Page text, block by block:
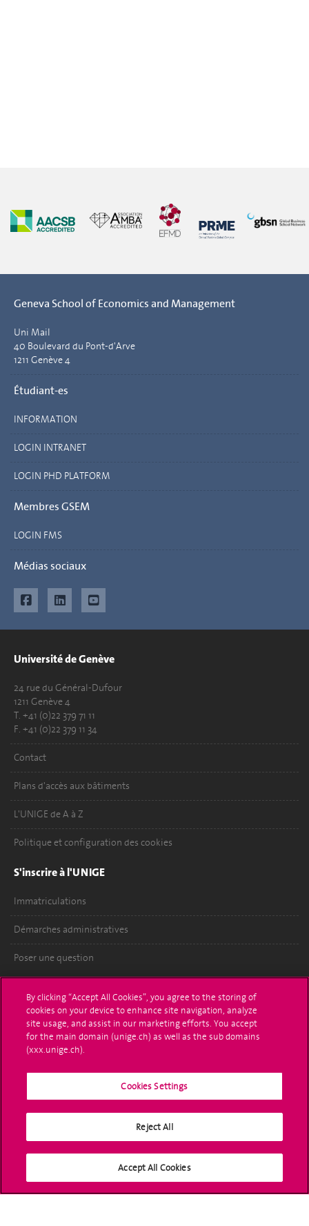
Geneva School of Economics and Management
Uni Mail
40 Boulevard du Pont-d'Arve
1211 Genève 4
Étudiant-es
INFORMATION
LOGIN INTRANET
LOGIN PHD PLATFORM
Membres GSEM
LOGIN FMS
Médias sociaux
Université de Genève
24 rue du Général-Dufour
1211 Genève 4
T. +41 (0)22 379 71 11
F. +41 (0)22 379 11 34
Contact
Plans d'accès aux bâtiments
L'UNIGE de A à Z
Politique et configuration des cookies
S'inscrire à l'UNIGE
Immatriculations
Démarches administratives
Poser une question
UNIGE Mobile
Médias
Offres d'emploi
Bibliothèque
Médias sociaux UNIGE
By clicking “Accept All Cookies”, you agree to the storing of
cookies on your device to enhance site navigation, analyze
site usage, and assist in our marketing efforts. You accept
for the main domain (unige.ch) as well as the sub domains
(xxx.unige.ch).
Cookies Settings
Reject All
Accept All Cookies